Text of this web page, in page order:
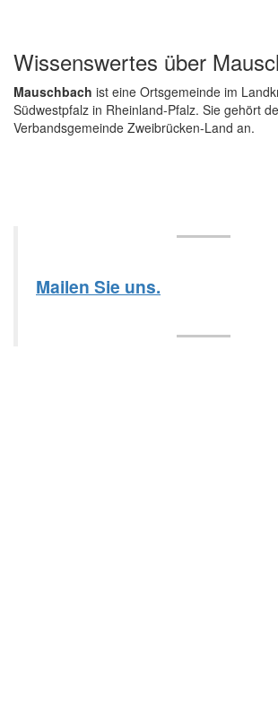
Wissenswertes über
Mauschbach ist eine Ortsgemeinde im
Südwestpfalz in Rheinland-Pfalz. Sie gehört
Verbandsgemeinde Zweibrücken-Land an.
Mailen Sie uns.